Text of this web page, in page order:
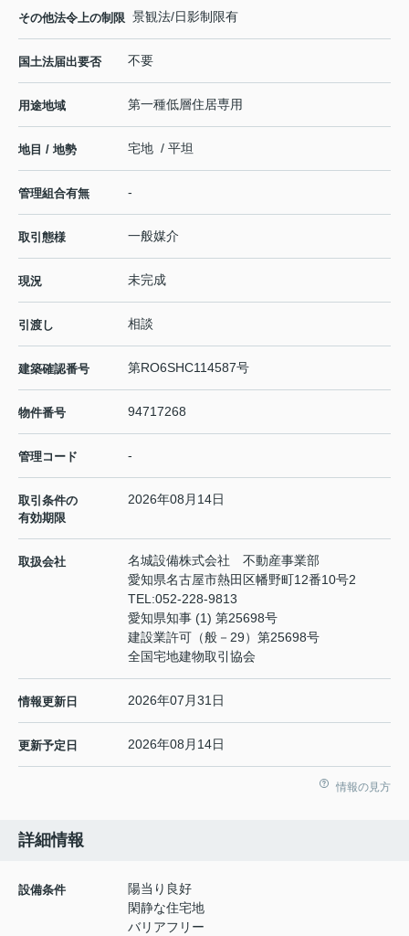
その他法令上の制限 景観法/日影制限有
国土法届出要否 不要
用途地域 第一種低層住居専用
地目 / 地勢 宅地 / 平坦
管理組合有無 -
取引態様 一般媒介
現況 未完成
引渡し 相談
建築確認番号 第RO6SHC114587号
物件番号 94717268
管理コード -
取引条件の
有効期限
2026年08月14日
取扱会社
名城設備株式会社 不動産事業部
愛知県名古屋市熱田区幡野町12番10号2
TEL:052-228-9813
愛知県知事 (1) 第25698号
建設業許可（般－29）第25698号
全国宅地建物取引協会
情報更新日 2026年07月31日
更新予定日 2026年08月14日
情報の見方
詳細情報
設備条件
陽当り良好
閑静な住宅地
バリアフリー